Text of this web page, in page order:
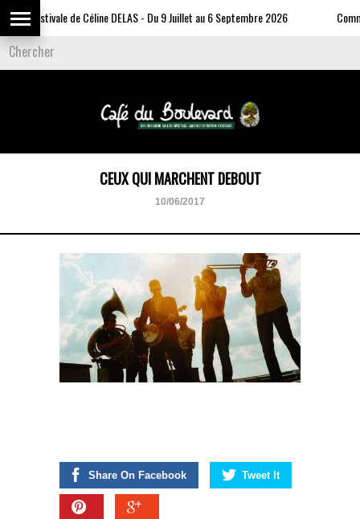
Expo Estivale de Céline DELAS - Du 9 Juillet au 6 Septembre 2026
CEUX QUI MARCHENT DEBOUT
10/06/2017
Share On Facebook Tweet It